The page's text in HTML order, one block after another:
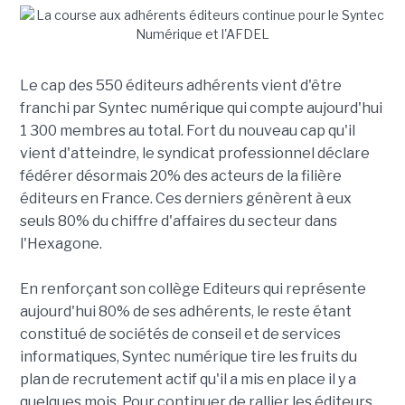
Le cap des 550 éditeurs adhérents vient d'être
franchi par Syntec numérique qui compte aujourd'hui
1 300 membres au total. Fort du nouveau cap qu'il
vient d'atteindre, le syndicat professionnel déclare
fédérer désormais 20% des acteurs de la filière
éditeurs en France. Ces derniers génèrent à eux
seuls 80% du chiffre d'affaires du secteur dans
l'Hexagone.
En renforçant son collège Editeurs qui représente
aujourd'hui 80% de ses adhérents, le reste étant
constitué de sociétés de conseil et de services
informatiques, Syntec numérique tire les fruits du
plan de recrutement actif qu'il a mis en place il y a